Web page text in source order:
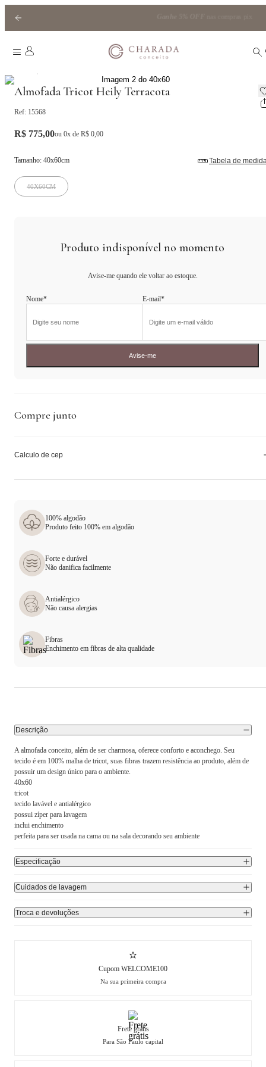
Almofada Tricot Heily Terracota
Ref: 15568
R$ 775,00ou 0x de R$ 0,00
Tamanho: 40x60cm Tabela de
40X60CM
Produto indisponível no momento
Avise-me quando ele voltar ao estoque.
Nome* E-mail*
Avise-me
Compre junto
Calculo de cep
100% algodão
Produto feito 100% em algodão
Forte e durável
Não danifica facilmente
Antialérgico
Não causa alergias
Fibras
Enchimento em fibras de alta qualidade
Descrição
A almofada conceito, além de ser charmosa, oferece conforto e aconchego. Seu
tecido é em 100% malha de tricot, suas fibras trazem resistência ao produto, além de
possuir um design único para o ambiente.
40x60
tricot
tecido lavável e antialérgico
possui zíper para lavagem
inclui enchimento
perfeita para ser usada na cama ou na sala decorando seu ambiente
Especificação
Cuidados de lavagem
Troca e devoluções
Cupom WELCOME100
Na sua primeira compra
Frete grátis
Para São Paulo capital